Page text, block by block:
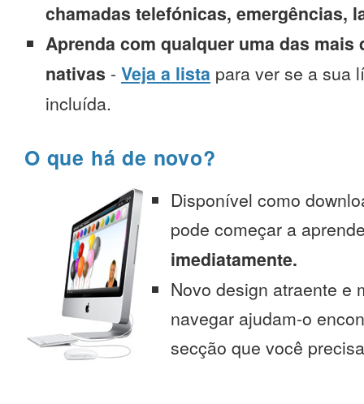
chamadas telefónicas, emergências,
Aprenda com qualquer uma das mais
nativas - Veja a lista para ver se a sua
incluída.
O que há de novo?
Disponível como
pode começar a
imediatamente.
Novo design atraente e
navegar ajudam-o
secção que você